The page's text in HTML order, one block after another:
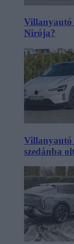
Villanyautó
Nirója?
Villanyautó
szedánba